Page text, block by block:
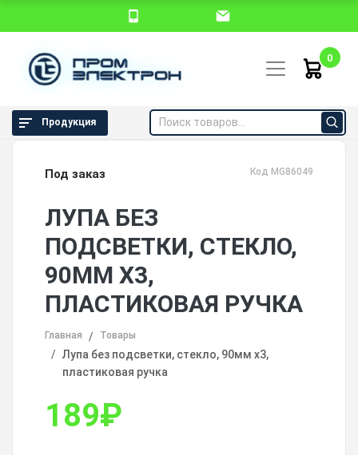
0
Продукция
Под заказ Код MG86049
ЛУПА БЕЗ
ПОДСВЕТКИ, СТЕКЛО,
90ММ Х3,
ПЛАСТИКОВАЯ РУЧКА
Главная Товары
Лупа без подсветки, стекло, 90мм х3,
пластиковая ручка
189₽